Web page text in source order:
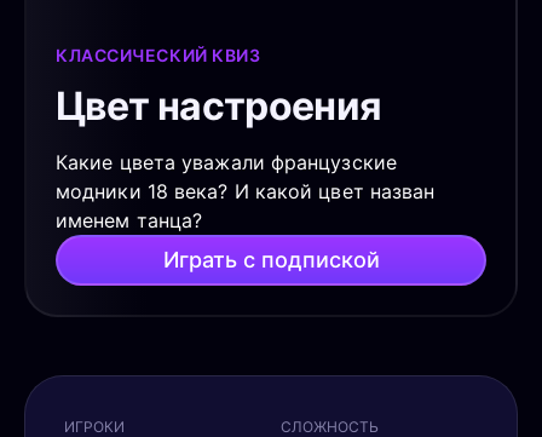
КЛАССИЧЕСКИЙ КВИЗ
Цвет настроения
Какие цвета уважали французские
модники 18 века? И какой цвет назван
именем танца?
Играть с подпиской
ИГРОКИ СЛОЖНОСТЬ